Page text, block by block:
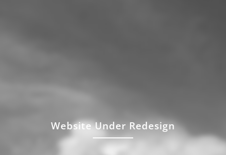
Website Under Redesign